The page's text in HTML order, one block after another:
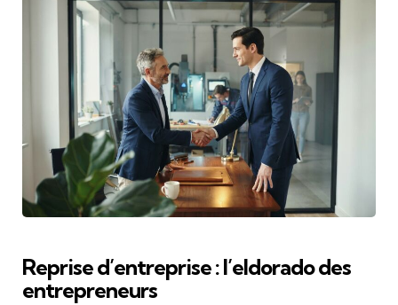
Reprise d’entreprise : l’eldorado des
entrepreneurs